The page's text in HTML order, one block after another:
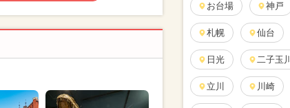
お台場 神戸
札幌 仙台
日光 二子玉川
立川 川崎